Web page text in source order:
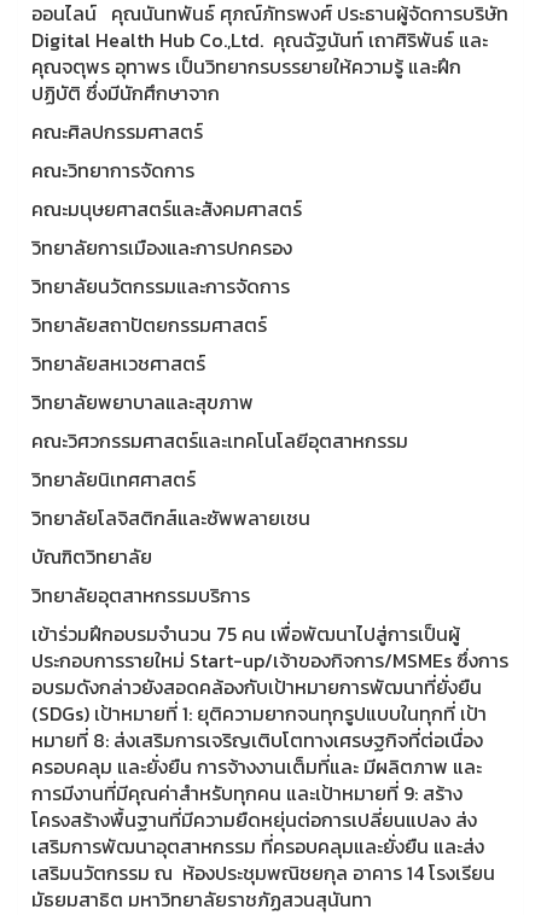
ออนไลน์ คุณนันทพันธ์ ศุภณ์ภัทรพงศ์ ประธานผู้จัดการบริษัท
Digital Health Hub Co.,Ltd. คุณฉัฐนันท์ เถาศิริพันธ์ และ
คุณจตุพร อุทาพร เป็นวิทยากรบรรยายให้ความรู้ และฝึก
ปฏิบัติ ซึ่งมีนักศึกษาจาก
คณะศิลปกรรมศาสตร์
คณะวิทยาการจัดการ
คณะมนุษยศาสตร์และสังคมศาสตร์
วิทยาลัยการเมืองและการปกครอง
วิทยาลัยนวัตกรรมและการจัดการ
วิทยาลัยสถาปัตยกรรมศาสตร์
วิทยาลัยสหเวชศาสตร์
วิทยาลัยพยาบาลและสุขภาพ
คณะวิศวกรรมศาสตร์และเทคโนโลยีอุตสาหกรรม
วิทยาลัยนิเทศศาสตร์
วิทยาลัยโลจิสติกส์และซัพพลายเชน
บัณฑิตวิทยาลัย
วิทยาลัยอุตสาหกรรมบริการ
เข้าร่วมฝึกอบรมจำนวน 75 คน เพื่อพัฒนาไปสู่การเป็นผู้
ประกอบการรายใหม่ Start-up/เจ้าของกิจการ/MSMEs ซึ่งการ
อบรมดังกล่าวยังสอดคล้องกับเป้าหมายการพัฒนาที่ยั่งยืน
(SDGs) เป้าหมายที่ 1: ยุติความยากจนทุกรูปแบบในทุกที่ เป้า
หมายที่ 8: ส่งเสริมการเจริญเติบโตทางเศรษฐกิจที่ต่อเนื่อง
ครอบคลุม และยั่งยืน การจ้างงานเต็มที่และ มีผลิตภาพ และ
การมีงานที่มีคุณค่าสำหรับทุกคน และเป้าหมายที่ 9: สร้าง
โครงสร้างพื้นฐานที่มีความยืดหยุ่นต่อการเปลี่ยนแปลง ส่ง
เสริมการพัฒนาอุตสาหกรรม ที่ครอบคลุมและยั่งยืน และส่ง
เสริมนวัตกรรม ณ ห้องประชุมพณิชยกุล อาคาร 14 โรงเรียน
มัธยมสาธิต มหาวิทยาลัยราชภัฏสวนสุนันทา